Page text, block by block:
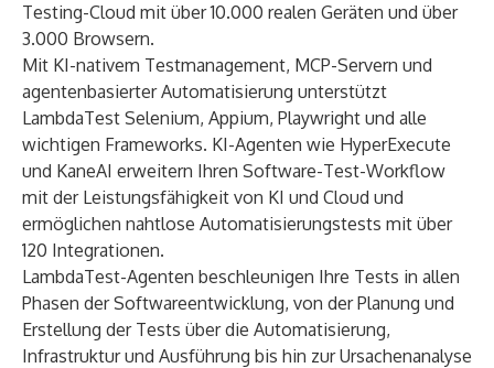
Testing-Cloud mit über 10.000 realen Geräten und über
3.000 Browsern.
Mit KI-nativem Testmanagement, MCP-Servern und
agentenbasierter Automatisierung unterstützt
LambdaTest Selenium, Appium, Playwright und alle
wichtigen Frameworks. KI-Agenten wie HyperExecute
und KaneAI erweitern Ihren Software-Test-Workflow
mit der Leistungsfähigkeit von KI und Cloud und
ermöglichen nahtlose Automatisierungstests mit über
120 Integrationen.
LambdaTest-Agenten beschleunigen Ihre Tests in allen
Phasen der Softwareentwicklung, von der Planung und
Erstellung der Tests über die Automatisierung,
Infrastruktur und Ausführung bis hin zur Ursachenanalyse